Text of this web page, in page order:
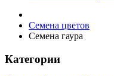
Семена цветов
Семена гаура
Категории